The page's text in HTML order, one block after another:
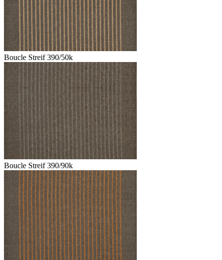
Boucle Streif 390/50k
Boucle Streif 390/90k